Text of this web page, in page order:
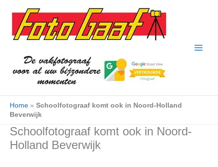
naar
inhoud
Home » Schoolfotograaf komt ook in Noord-Holland
Beverwijk
Schoolfotograaf komt ook in Noord-
Holland Beverwijk